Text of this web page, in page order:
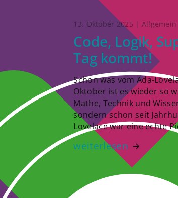
13. Oktober 2025 | Allgemein
Code, Logik,
Tag kommt!
Schon was vom Ada-
Oktober ist es wieder so
Mathe, Technik und
sondern schon seit
Lovelace war eine echte
weiterlesen